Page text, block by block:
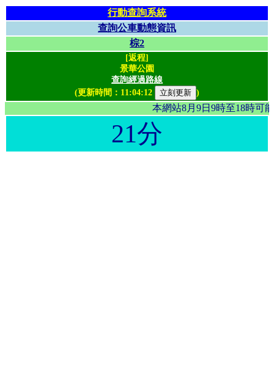
行動查詢系統
查詢公車動態資訊
棕2
[返程]
景華公園
查詢經過路線
(更新時間： 11:04:12 )
本網站8月9日9時至18
21分